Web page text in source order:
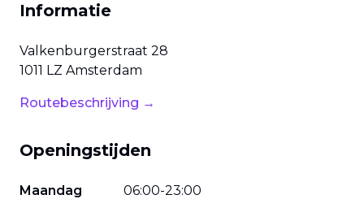
Informatie
Valkenburgerstraat 28
1011 LZ Amsterdam
Routebeschrijving →
Openingstijden
Maandag 06:00-23:00